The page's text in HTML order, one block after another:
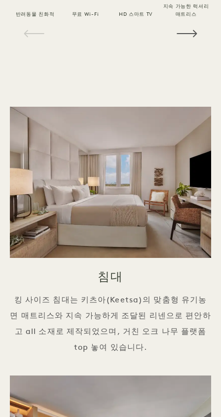
반려동물 친화적 무료 Wi-Fi HD 스마트 TV
지속 가능한 럭셔리
매트리스
침대
킹 사이즈 침대는 키츠아(Keetsa)의 맞춤형 유기농
면 매트리스와 지속 가능하게 조달된 리넨으로 편안하
고 all 소재로 제작되었으며, 거친 오크 나무 플랫폼
top 놓여 있습니다.